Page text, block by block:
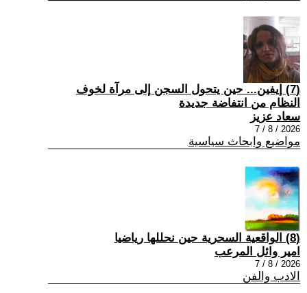
(7) إيفين... حين يتحول السجن إلى مرآة لخوف
النظام من انتفاضة جديدة
سعاد عزيز
2026 / 8 / 7
مواضيع وابحاث سياسية
(8) الواقعية السحرية حين نحللها رياضيا
امير وائل المرعب
2026 / 8 / 7
الادب والفن